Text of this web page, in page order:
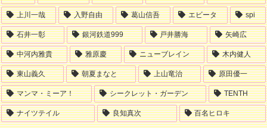
上川一哉 入野自由 葛山信吾 エビータ spi
石井一彰 銀河鉄道999 戸井勝海 矢崎広
中河内雅貴 雅原慶 ニューブレイン 木内健人
東山義久 朝夏まなと 上山竜治 原田優一
マンマ・ミーア！ シークレット・ガーデン TENTH
ナイツテイル 良知真次 百名ヒロキ